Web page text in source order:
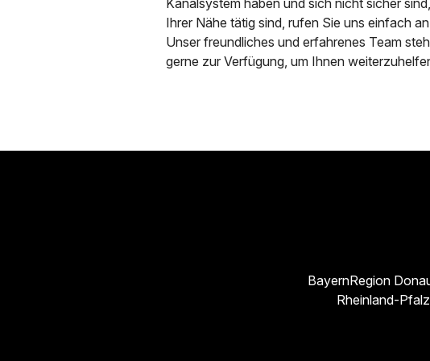
Kanalsystem haben und sich nicht sicher
Ihrer Nähe tätig sind, rufen Sie uns einfach
Unser freundliches und erfahrenes Team
gerne zur Verfügung, um Ihnen
BayernRegion
Rheinland-Pfalz